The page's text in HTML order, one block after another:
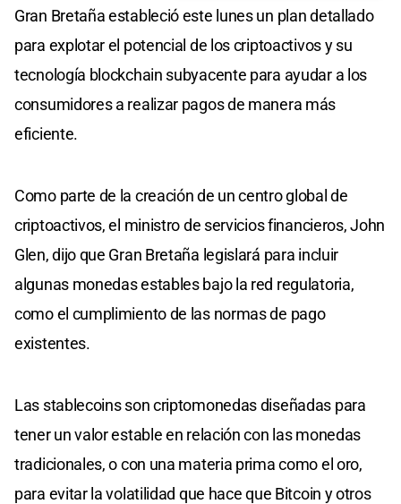
Gran Bretaña estableció este lunes un plan detallado
para explotar el potencial de los criptoactivos y su
tecnología blockchain subyacente para ayudar a los
consumidores a realizar pagos de manera más
eficiente.
Como parte de la creación de un centro global de
criptoactivos, el ministro de servicios financieros, John
Glen, dijo que Gran Bretaña legislará para incluir
algunas monedas estables bajo la red regulatoria,
como el cumplimiento de las normas de pago
existentes.
Las stablecoins son criptomonedas diseñadas para
tener un valor estable en relación con las monedas
tradicionales, o con una materia prima como el oro,
para evitar la volatilidad que hace que Bitcoin y otros